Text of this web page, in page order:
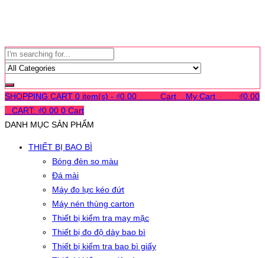
SHOPPING CART 0 item(s) - ₫0.00 Cart My Cart ₫0.00
CART: ₫0.00 0 Cart
DANH MỤC SẢN PHẨM
THIẾT BỊ BAO BÌ
Bóng đèn so màu
Đá mài
Máy đo lực kéo đứt
Máy nén thùng carton
Thiết bị kiểm tra may mặc
Thiết bị đo độ dày bao bì
Thiết bị kiểm tra bao bì giấy